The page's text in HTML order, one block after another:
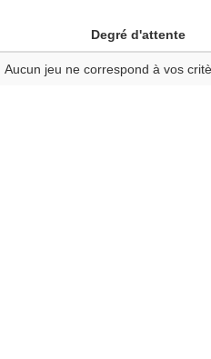
Degré d'attente
Aucun jeu ne correspond à vos